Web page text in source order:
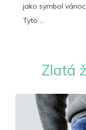
jako symbol
Tyto ...
Zlatá